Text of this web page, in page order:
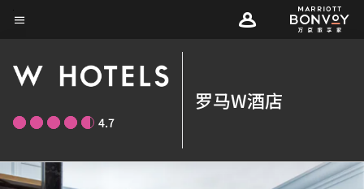
Skip
content
4.7
罗马W酒店